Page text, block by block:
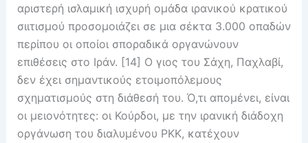
αριστερή ισλαμική ισχυρή ομάδα ιρανικού κρατικού
σιιτισμού προσομοιάζει σε μια σέκτα 3.000 οπαδών
περίπου οι οποίοι σποραδικά οργανώνουν
επιθέσεις στο Ιράν. [14] Ο γιος του Σάχη, Παχλαβί,
δεν έχει σημαντικούς ετοιμοπόλεμους
σχηματισμούς στη διάθεσή του. Ό,τι απομένει, είναι
οι μειονότητες: οι Κούρδοι, με την ιρανική διάδοχη
οργάνωση του διαλυμένου PKK, κατέχουν